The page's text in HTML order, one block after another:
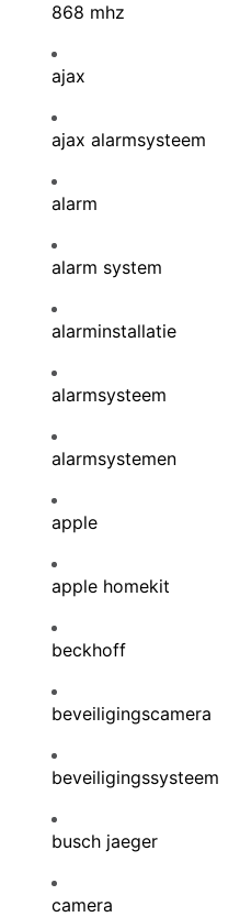
868 mhz
ajax
ajax alarmsysteem
alarm
alarm system
alarminstallatie
alarmsysteem
alarmsystemen
apple
apple homekit
beckhoff
beveiligingscamera
beveiligingssysteem
busch jaeger
camera